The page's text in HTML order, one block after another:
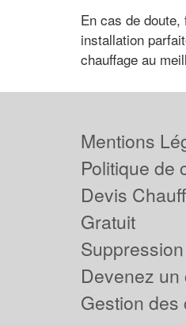
En cas de
installation
chauffage au
Mentions
Politique de
Devis
Gratuit
Devenez
Gestion des